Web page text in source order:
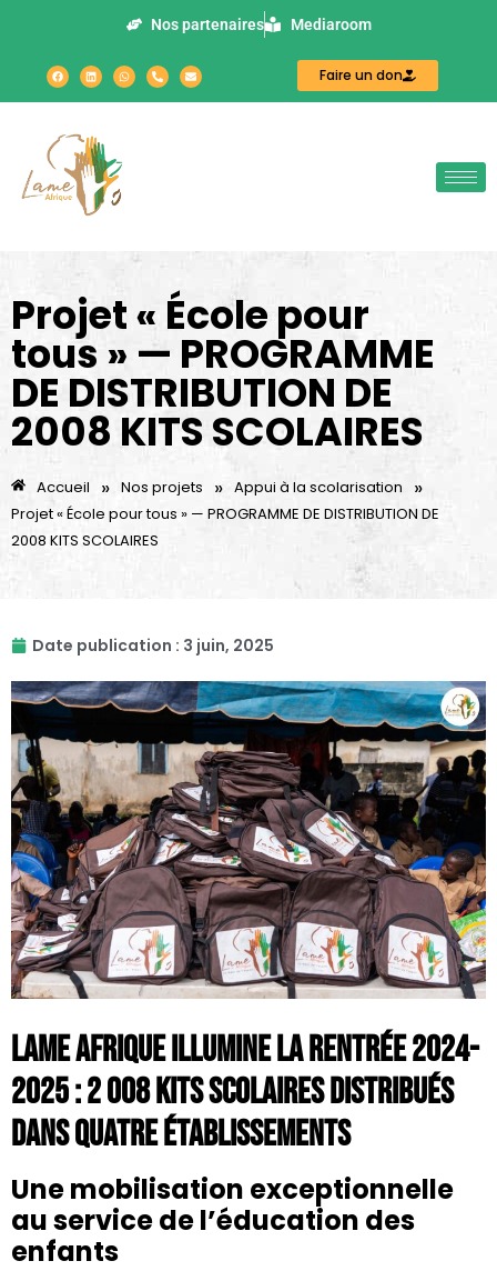
Nos partenaires Mediaroom
Faire un don
Projet « École pour
tous » — PROGRAMME
DE DISTRIBUTION DE
2008 KITS SCOLAIRES
Accueil » Nos projets » Appui à la scolarisation »
Projet « École pour tous » — PROGRAMME DE DISTRIBUTION DE
2008 KITS SCOLAIRES
Date publication : 3 juin, 2025
LAME AFRIQUE Illumine la Rentrée 2024-
2025 : 2 008 Kits Scolaires Distribués
dans Quatre Établissements
Une mobilisation exceptionnelle
au service de l’éducation des
enfants